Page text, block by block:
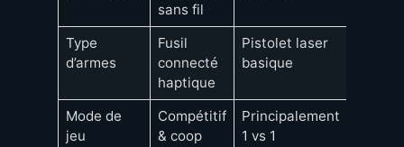
sans fil
Type
d’armes
Fusil
connecté
haptique
Pistolet laser
basique
Mode de
jeu
Compétitif
& coop
Principalement
1 vs 1